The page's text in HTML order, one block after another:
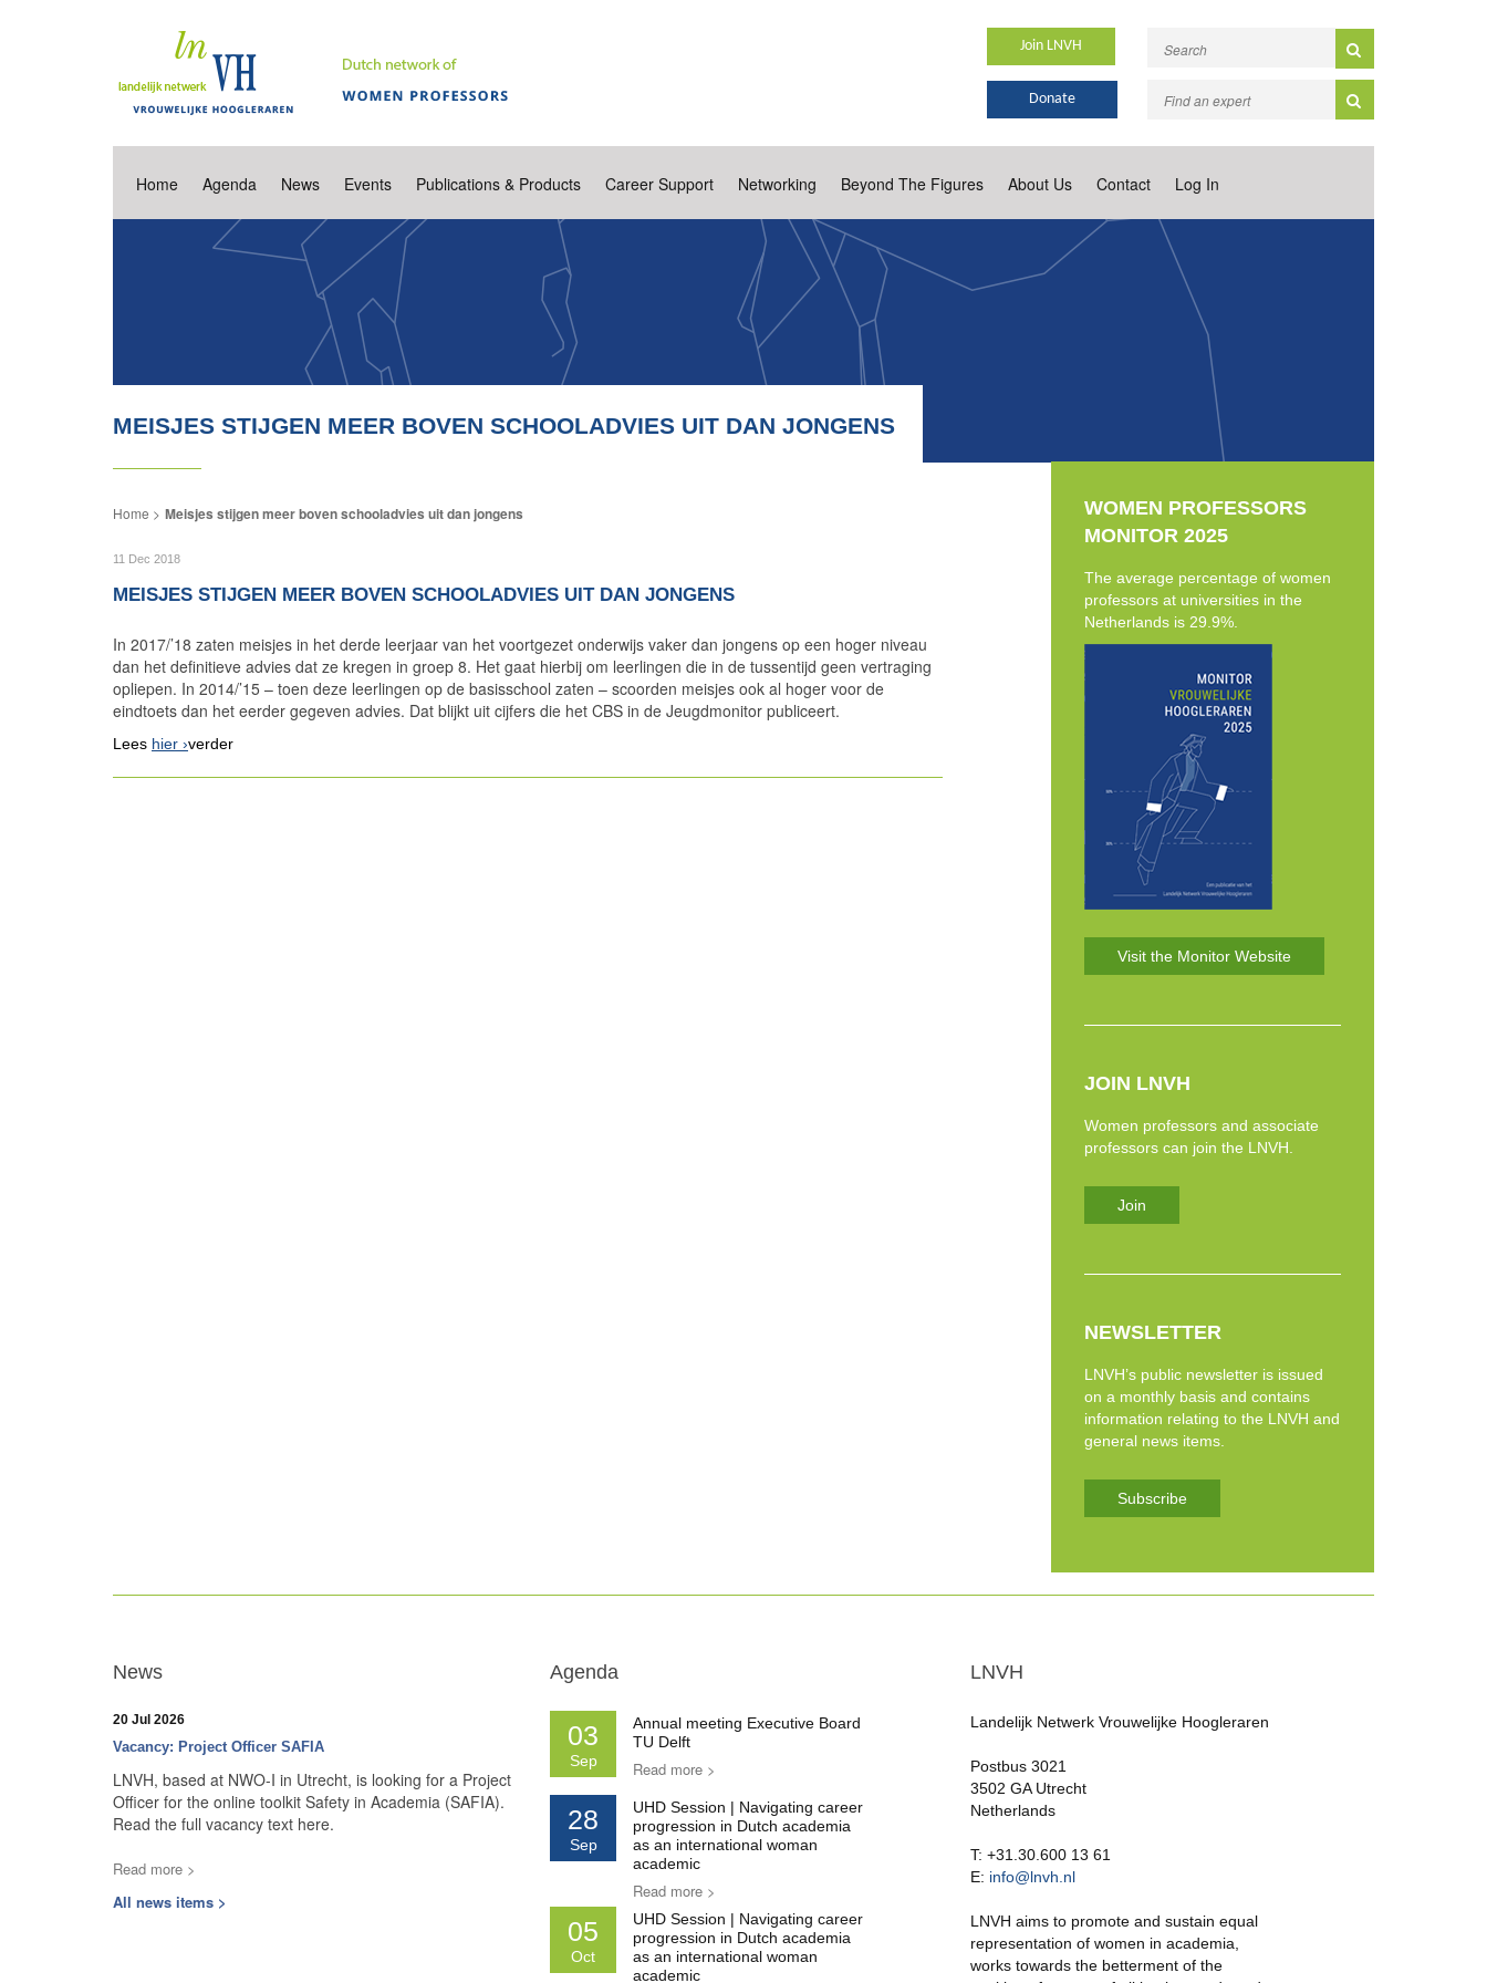
Join LNVH
Donate
Home Agenda News Events Publications & Products Career Support Networking Beyond The Figures About Us Contact Log In
MEISJES STIJGEN MEER BOVEN SCHOOLADVIES UIT DAN JONGENS
Meisjes stijgen meer boven schooladvies uit dan jongens
11 Dec 2018
MEISJES STIJGEN MEER BOVEN SCHOOLADVIES UIT DAN JONGENS
In 2017/’18 zaten meisjes in het derde leerjaar van het voortgezet onderwijs vaker dan jongens op een hoger niveau
dan het definitieve advies dat ze kregen in groep 8. Het gaat hierbij om leerlingen die in de tussentijd geen vertraging
opliepen. In 2014/’15 – toen deze leerlingen op de basisschool zaten – scoorden meisjes ook al hoger voor de
eindtoets dan het eerder gegeven advies. Dat blijkt uit cijfers die het CBS in de Jeugdmonitor publiceert.
Lees hier verder
WOMEN PROFESSORS
MONITOR 2025
The average percentage of women
professors at universities in the
Netherlands is 29.9%.
Visit the Monitor Website
JOIN LNVH
Women professors and associate
professors can join the LNVH.
Join
NEWSLETTER
LNVH’s public newsletter is issued
on a monthly basis and contains
information relating to the LNVH and
general news items.
Subscribe
News
20 Jul 2026
Vacancy: Project Officer SAFIA
LNVH, based at NWO-I in Utrecht, is looking for a Project
Officer for the online toolkit Safety in Academia (SAFIA).
Read the full vacancy text here.
Read more >
All news items >
Agenda
03
Sep
Annual meeting Executive Board
TU Delft
Read more >
28
Sep
UHD Session | Navigating career
progression in Dutch academia
as an international woman
academic
Read more >
05
Oct
UHD Session | Navigating career
progression in Dutch academia
as an international woman
academic
LNVH
Landelijk Netwerk Vrouwelijke Hoogleraren
Postbus 3021
3502 GA Utrecht
Netherlands
T: +31.30.600 13 61
E: info@lnvh.nl
LNVH aims to promote and sustain equal
representation of women in academia,
works towards the betterment of the